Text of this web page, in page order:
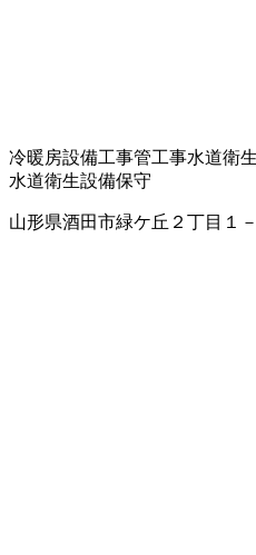
冷暖房設備工事管工事水道衛
水道衛生設備保守
山形県酒田市緑ケ丘２丁目１－